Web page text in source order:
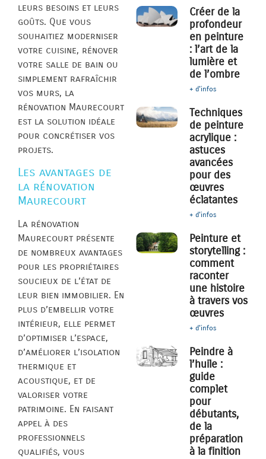
leurs besoins et leurs
goûts. Que vous
souhaitiez moderniser
votre cuisine, rénover
votre salle de bain ou
simplement rafraîchir
vos murs, la
rénovation Maurecourt
est la solution idéale
pour concrétiser vos
projets.
Les avantages de
la rénovation
Maurecourt
La rénovation
Maurecourt présente
de nombreux avantages
pour les propriétaires
soucieux de l’état de
leur bien immobilier. En
plus d’embellir votre
intérieur, elle permet
d’optimiser l’espace,
d’améliorer l’isolation
thermique et
acoustique, et de
valoriser votre
patrimoine. En faisant
appel à des
professionnels
qualifiés, vous
Créer de la
profondeur
en peinture
: l’art de la
lumière et
de l’ombre
+ d'infos
Techniques
de peinture
acrylique :
astuces
avancées
pour des
œuvres
éclatantes
+ d'infos
Peinture et
storytelling :
comment
raconter
une histoire
à travers vos
œuvres
+ d'infos
Peindre à
l’huile :
guide
complet
pour
débutants,
de la
préparation
à la finition